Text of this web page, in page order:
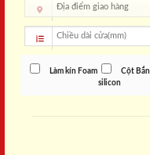
Làm kín Foam
Cột Bắn
silicon